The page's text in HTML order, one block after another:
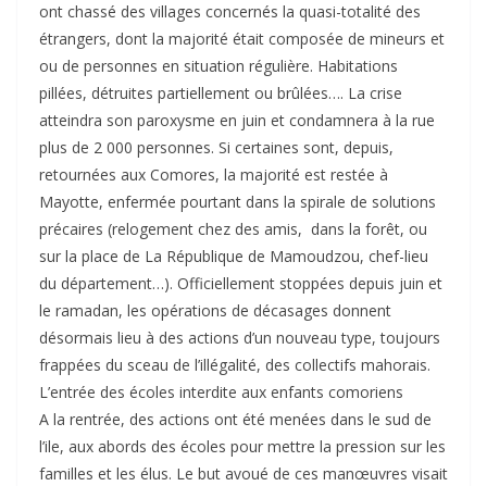
ont chassé des villages concernés la quasi-totalité des
étrangers, dont la majorité était composée de mineurs et
ou de personnes en situation régulière. Habitations
pillées, détruites partiellement ou brûlées…. La crise
atteindra son paroxysme en juin et condamnera à la rue
plus de 2 000 personnes. Si certaines sont, depuis,
retournées aux Comores, la majorité est restée à
Mayotte, enfermée pourtant dans la spirale de solutions
précaires (relogement chez des amis, dans la forêt, ou
sur la place de La République de Mamoudzou, chef-lieu
du département…). Officiellement stoppées depuis juin et
le ramadan, les opérations de décasages donnent
désormais lieu à des actions d’un nouveau type, toujours
frappées du sceau de l’illégalité, des collectifs mahorais.
L’entrée des écoles interdite aux enfants comoriens
A la rentrée, des actions ont été menées dans le sud de
l’ile, aux abords des écoles pour mettre la pression sur les
familles et les élus. Le but avoué de ces manœuvres visait